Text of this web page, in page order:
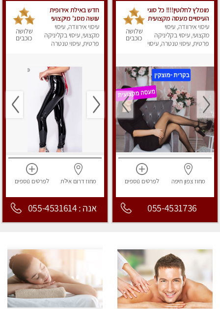
מומלץ לחלוטין!!!! כל סוגי
העיסויים מעסה מקצועית
ואיכותית פרטי!!!
עיסוי אירוודה, עיסוי
מקצועי, עיסוי בקליניקה
פרטית, עיסוי טנטרה, עיסוי
שלושה
כוכבים
מחוז צפוןחיפה לפרטים נוספים
055-4531736
חדש באילת אירופית
עושה מסג' מיקצועי
רפואי קלאסי ספורטיבי
עיסוי אנטי
עיסוי אירוודה, עיסוי
מקצועי, עיסוי בקליניקה
פרטית, עיסוי טנטרה
שלושה
כוכבים
מחוז דרוםאילת לפרטים נוספים
אנה : 055-4531614